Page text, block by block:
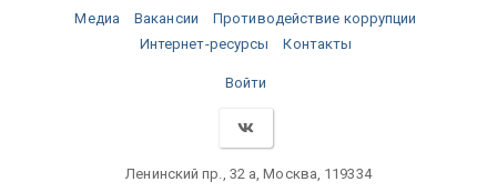
Медиа Вакансии
Противодействие коррупции
Интернет-ресурсы
Контакты
Войти
Ленинский пр., 32 а, Москва, 119334